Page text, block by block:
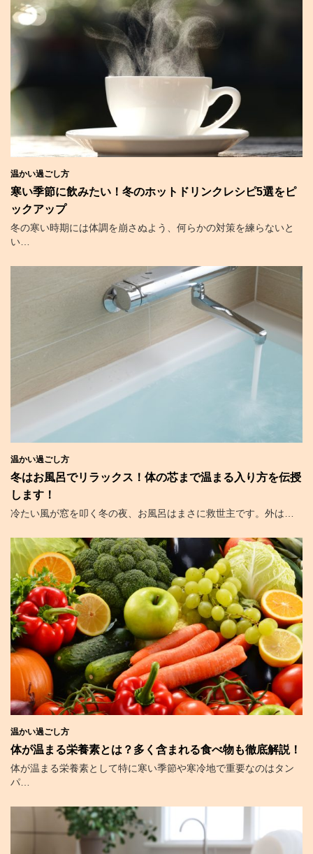
温かい過ごし方
寒い季節に飲みたい！冬のホットドリンクレシピ5選をピ
ックアップ
冬の寒い時期には体調を崩さぬよう、何らかの対策を練らないと
い…
温かい過ごし方
冬はお風呂でリラックス！体の芯まで温まる入り方を伝授
します！
冷たい風が窓を叩く冬の夜、お風呂はまさに救世主です。外は…
温かい過ごし方
体が温まる栄養素とは？多く含まれる食べ物も徹底解説！
体が温まる栄養素として特に寒い季節や寒冷地で重要なのはタン
パ…